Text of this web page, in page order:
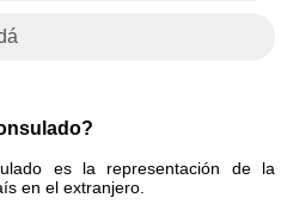
es la representación de la
en el extranjero.